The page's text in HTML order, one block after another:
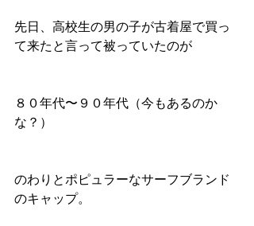
先日、高校生の男の子が古着屋で買っ
て来たと言って被っていたのが
８０年代〜９０年代（今もあるのか
な？）
のわりとポピュラーなサーフブランド
のキャップ。